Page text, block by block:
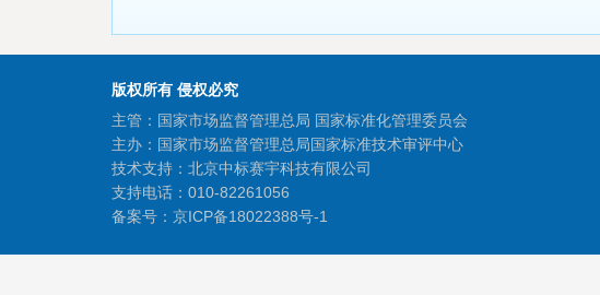
版权所有 侵权必究
主管：国家市场监督管理总局 国家标准化管理委员会
主办：国家市场监督管理总局国家标准技术审评中心
技术支持：北京中标赛宇科技有限公司
支持电话：010-82261056
备案号： 京ICP备18022388号-1